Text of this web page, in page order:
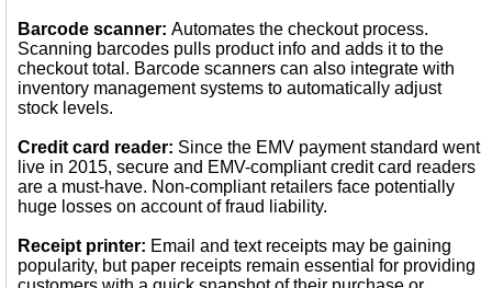
Barcode scanner: Automates the checkout process.
Scanning barcodes pulls product info and adds it to the
checkout total. Barcode scanners can also integrate with
inventory management systems to automatically adjust
stock levels.
Credit card reader: Since the EMV payment standard went
live in 2015, secure and EMV-compliant credit card readers
are a must-have. Non-compliant retailers face potentially
huge losses on account of fraud liability.
Receipt printer: Email and text receipts may be gaining
popularity, but paper receipts remain essential for providing